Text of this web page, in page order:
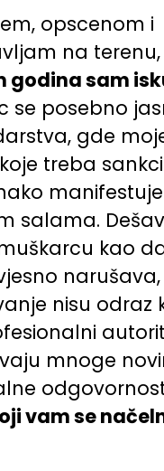
opscenom i
na terenu,
godina sam
se posebno
gde
treba
salama.
kao
narušava,
nisu odraz
mnoge
vam se